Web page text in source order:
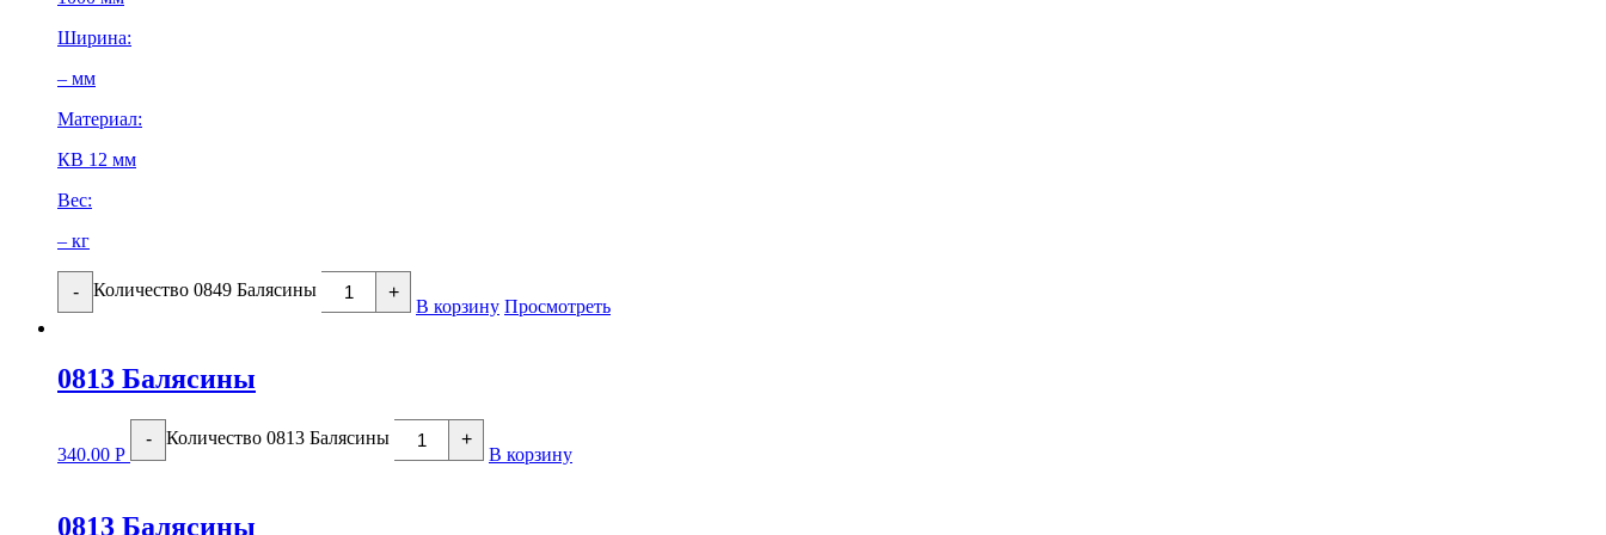
Ширина:
– мм
Материал:
КВ 12 мм
Вес:
– кг
- Количество 0849 Балясины +
В корзину Просмотреть
0813 Балясины
340.00 Р
- Количество 0813 Балясины +
В корзину
0813 Балясины